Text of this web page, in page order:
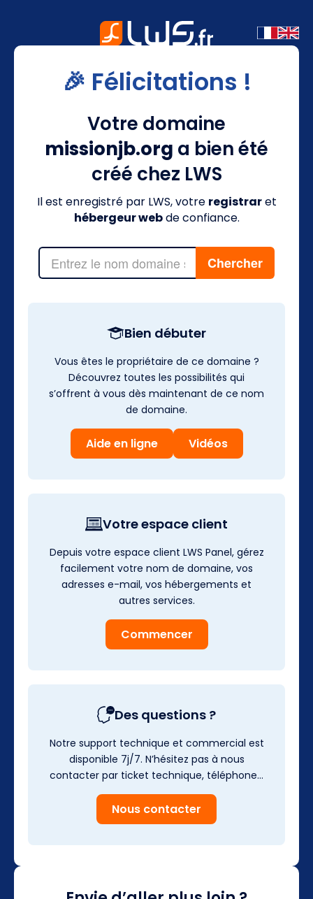
🎉 Félicitations !
Votre domaine
missionjb.org a bien été
créé chez LWS
Il est enregistré par LWS, votre registraret
hébergeur webde confiance.
Bien débuter
Vous êtes le propriétaire de ce domaine ?
Découvrez toutes les possibilités qui
s’offrent à vous dès maintenant de ce nom
de domaine.
Aide en ligne Vidéos
Votre espace client
Depuis votre espace client LWS Panel, gérez
facilement votre nom de domaine, vos
adresses e-mail, vos hébergements et
autres services.
Commencer
Des questions ?
Notre support technique et commercial est
disponible 7j/7. N’hésitez pas à nous
contacter par ticket technique, téléphone…
Nous contacter